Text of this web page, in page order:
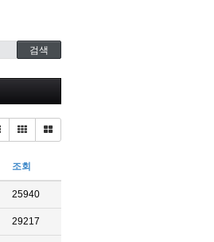
조회
25940
29217